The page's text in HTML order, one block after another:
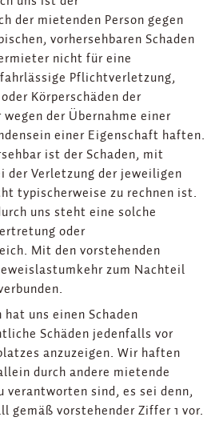
der mietenden Person gegen
vorhersehbaren Schaden
nicht für eine
Pflichtverletzung,
Körperschäden der
der Übernahme einer
einer Eigenschaft haften.
ist der Schaden, mit
der Verletzung der jeweiligen
typischerweise zu rechnen ist.
uns steht eine solche
oder
Mit den vorstehenden
zum Nachteil
uns einen Schaden
Schäden jedenfalls vor
anzuzeigen. Wir haften
durch andere mietende
verantworten sind, es sei denn,
gemäß vorstehender Ziffer 1 vor.